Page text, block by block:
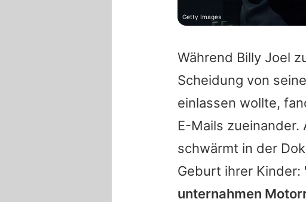
Während Billy Joel
Scheidung von
einlassen wollte,
E-Mails
schwärmt in der
Geburt ihrer Kinder:
unternahmen
Getty Images